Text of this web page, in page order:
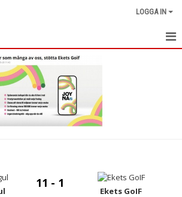
LOGGA IN
11 - 1
Ekets GoIF